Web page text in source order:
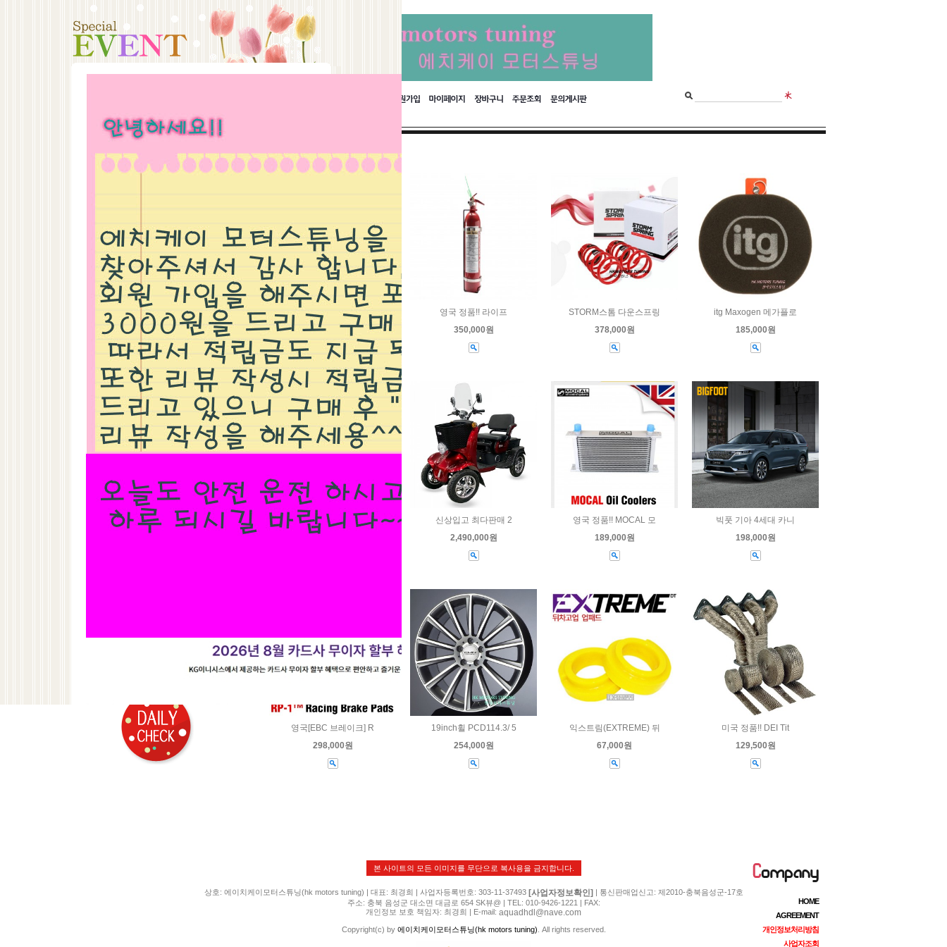
점화/엔진
바디/밋션/스트럿바/언더바/바디강성
외
서스펜션
브레이크
게이지/미터
터보용품
레이싱/모터스포츠
오일/첨가제/케미컬
튜닝악세사리
에어로파츠
휠/타이어
차량매트
대쉬보드 커버
EBC브레이크패드/옐로우스터프
질문과 대답
아이바크 차고다운스
480,000원
영국 정품!! 라이프
350,000원
STORM스톰 다운스프링
378,000원
itg Maxogen 메가플로
185,000원
익스트림 슬림4P 브레
신상입고 최다판매 2
2,490,000원
영국 정품!! MOCAL 모
189,000원
빅풋 기아 4세대 카니
198,000원
영국[EBC 브레이크] R
298,000원
19inch휠 PCD114.3/ 5
254,000원
익스트림(EXTREME) 뒤
67,000원
미국 정품!! DEI Tit
129,500원
본 사이트의 모든 이미지를 무단으로 복사용을 금지합니다.
HOME
AGREEMENT
개인정보처리방침
사업자조회
상호: 에이치케이모터스튜닝(hk motors tuning) | 대표: 최경희 | 사업자등록번호: 303-11-37493 [사업자정보확인] | 통신판매업신고: 제2010-충북음성군-17호
주소: 충북 음성군 대소면 대금로 654 SK뷰@ | TEL: 010-9426-1221 | FAX:
개인정보 보호 책임자: 최경희 | E-mail: aquadhdl@nave.com
Copyright(c) by 에이치케이모터스튜닝(hk motors tuning) . All rights reserved.